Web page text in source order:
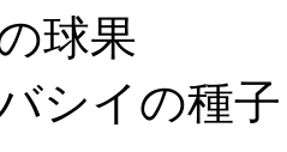
球果
シイの種子